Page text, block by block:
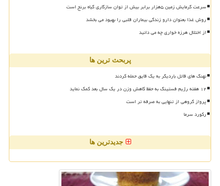
سرعت گرمایش زمین ۵هزار برابر بیش از توان سازگاری گیاه برنج است
روش غذا بعنوان دارو زندگی بیماران قلبی را بهبود می بخشد
از اختلال هرزه خواری چه می دانید
پربحث ترین ها
نهنگ های قاتل باردیگر به یک قایق حمله کردند
۱۲ هفته رژیم فستینگ به حفظ کاهش وزن در یک سال بعد کمک نماید
پرواز گروهی از تنهایی به صرفه تر است
رکورد سرما
جدیدترین ها